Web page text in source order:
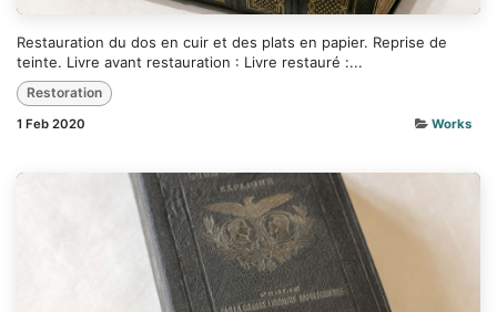
Restauration du dos en cuir et des plats en papier. Reprise de
teinte. Livre avant restauration : Livre restauré :...
Restoration
1 Feb 2020 Works